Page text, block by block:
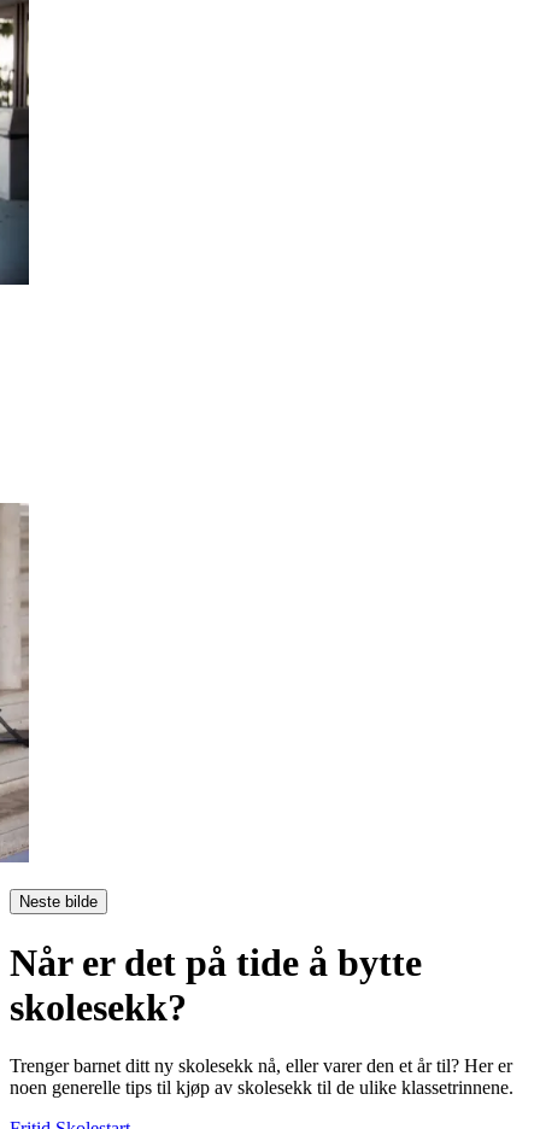
Neste bilde
Når er det på tide å bytte
skolesekk?
Trenger barnet ditt ny skolesekk nå, eller varer den et år til? Her er
noen generelle tips til kjøp av skolesekk til de ulike klassetrinnene.